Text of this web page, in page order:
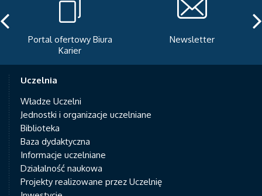
Portal ofertowy Biura
Karier
Newsletter
Uczelnia
Władze Uczelni
Jednostki i organizacje uczelniane
Biblioteka
Baza dydaktyczna
Informacje uczelniane
Działalność naukowa
Projekty realizowane przez Uczelnię